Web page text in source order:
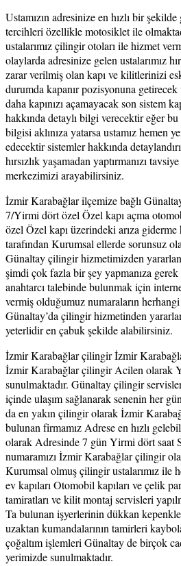
Ustamızın adresinize en hızlı bir
tercihleri özellikle motosiklet ile
ustalarımız çilingir otoları ile hizmet
olaylarda adresinize gelen ustalarımız
zarar verilmiş olan kapı ve kilitlerinizi
durumda kapanır pozisyonuna getirecek
daha kapınızı açamayacak son sistem
hakkında detaylı bilgi verecektir eğer
bilgisi aklınıza yatarsa ustamız hemen
edecektir sistemler hakkında
hırsızlık yaşamadan yaptırmanızı
merkezimizi arayabilirsiniz.
İzmir Karabağlar ilçemize bağlı
7/Yirmi dört özel Özel kapı açma
özel Özel kapı üzerindeki arıza
tarafından Kurumsal ellerde sorunsuz
Günaltay çilingir hizmetimizden
şimdi çok fazla bir şey yapmanıza
anahtarcı talebinde bulunmak için
vermiş olduğumuz numaraların
Günaltay’da çilingir hizmetinden
yeterlidir en çabuk şekilde alabilirsiniz.
İzmir Karabağlar çilingir İzmir
İzmir Karabağlar çilingir Acilen olarak
sunulmaktadır. Günaltay çilingir
içinde ulaşım sağlanarak senenin her
da en yakın çilingir olarak İzmir
bulunan firmamız Adrese en hızlı
olarak Adresinde 7 gün Yirmi dört saat
numaramızı İzmir Karabağlar çilingir
Kurumsal olmuş çilingir ustalarımız ile
ev kapıları Otomobil kapıları ve çelik
tamiratları ve kilit montaj servisleri
Ta bulunan işyerlerinin dükkan
uzaktan kumandalarının tamirleri
çoğaltım işlemleri Günaltay de birçok
yerimizde sunulmaktadır.